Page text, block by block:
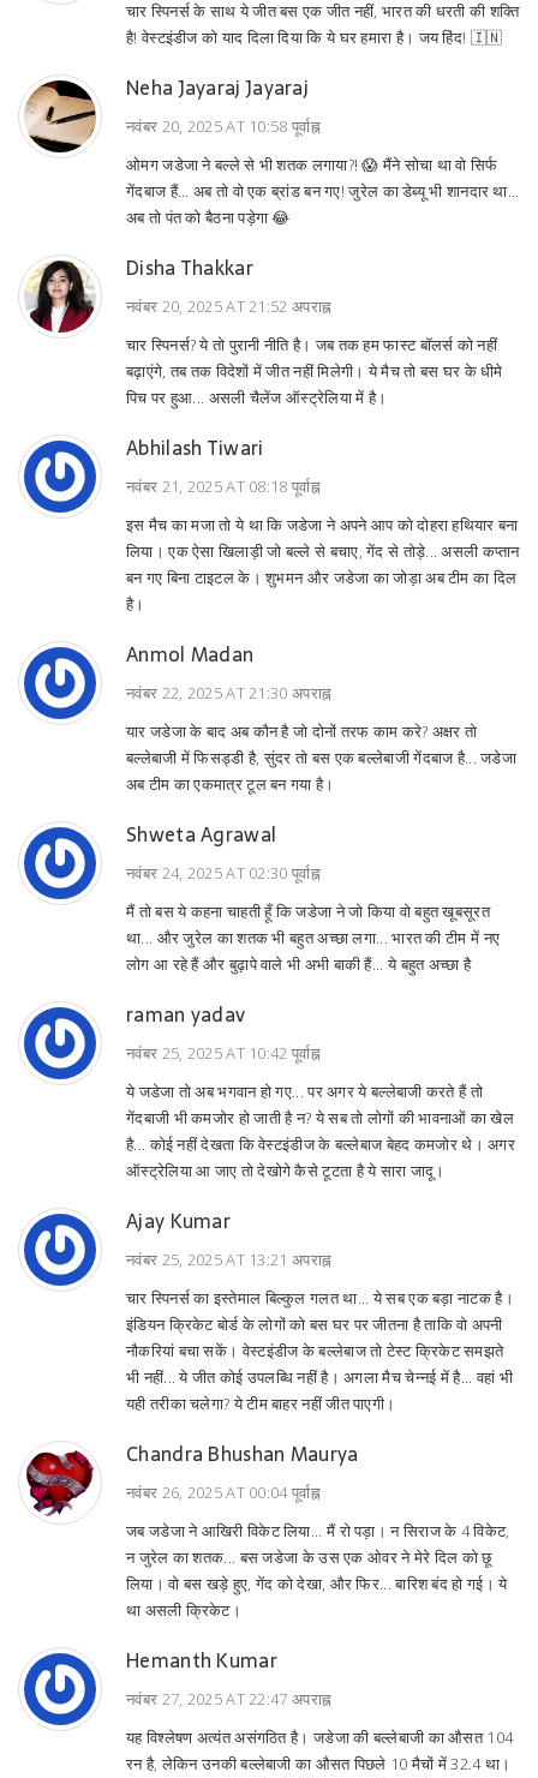
चार स्पिनर्स के साथ ये जीत बस एक जीत नहीं, भारत की धरती की शक्ति
है! वेस्टइंडीज को याद दिला दिया कि ये घर हमारा है। जय हिंद! 🇮🇳
Neha Jayaraj Jayaraj
नवंबर 20, 2025 AT 10:58 पूर्वाह्न
ओमग जडेजा ने बल्ले से भी शतक लगाया?! 😱 मैंने सोचा था वो सिर्फ
गेंदबाज हैं... अब तो वो एक ब्रांड बन गए! जुरेल का डेब्यू भी शानदार था...
अब तो पंत को बैठना पड़ेगा 😂
Disha Thakkar
नवंबर 20, 2025 AT 21:52 अपराह्न
चार स्पिनर्स? ये तो पुरानी नीति है। जब तक हम फास्ट बॉलर्स को नहीं
बढ़ाएंगे, तब तक विदेशों में जीत नहीं मिलेगी। ये मैच तो बस घर के धीमे
पिच पर हुआ... असली चैलेंज ऑस्ट्रेलिया में है।
Abhilash Tiwari
नवंबर 21, 2025 AT 08:18 पूर्वाह्न
इस मैच का मजा तो ये था कि जडेजा ने अपने आप को दोहरा हथियार बना
लिया। एक ऐसा खिलाड़ी जो बल्ले से बचाए, गेंद से तोड़े... असली कप्तान
बन गए बिना टाइटल के। शुभमन और जडेजा का जोड़ा अब टीम का दिल
है।
Anmol Madan
नवंबर 22, 2025 AT 21:30 अपराह्न
यार जडेजा के बाद अब कौन है जो दोनों तरफ काम करे? अक्षर तो
बल्लेबाजी में फिसड्डी है, सुंदर तो बस एक बल्लेबाजी गेंदबाज है... जडेजा
अब टीम का एकमात्र टूल बन गया है।
Shweta Agrawal
नवंबर 24, 2025 AT 02:30 पूर्वाह्न
मैं तो बस ये कहना चाहती हूँ कि जडेजा ने जो किया वो बहुत खूबसूरत
था... और जुरेल का शतक भी बहुत अच्छा लगा... भारत की टीम में नए
लोग आ रहे हैं और बुढ़ापे वाले भी अभी बाकी हैं... ये बहुत अच्छा है
raman yadav
नवंबर 25, 2025 AT 10:42 पूर्वाह्न
ये जडेजा तो अब भगवान हो गए... पर अगर ये बल्लेबाजी करते हैं तो
गेंदबाजी भी कमजोर हो जाती है न? ये सब तो लोगों की भावनाओं का खेल
है... कोई नहीं देखता कि वेस्टइंडीज के बल्लेबाज बेहद कमजोर थे। अगर
ऑस्ट्रेलिया आ जाए तो देखोगे कैसे टूटता है ये सारा जादू।
Ajay Kumar
नवंबर 25, 2025 AT 13:21 अपराह्न
चार स्पिनर्स का इस्तेमाल बिल्कुल गलत था... ये सब एक बड़ा नाटक है।
इंडियन क्रिकेट बोर्ड के लोगों को बस घर पर जीतना है ताकि वो अपनी
नौकरियां बचा सकें। वेस्टइंडीज के बल्लेबाज तो टेस्ट क्रिकेट समझते
भी नहीं... ये जीत कोई उपलब्धि नहीं है। अगला मैच चेन्नई में है... वहां भी
यही तरीका चलेगा? ये टीम बाहर नहीं जीत पाएगी।
Chandra Bhushan Maurya
नवंबर 26, 2025 AT 00:04 पूर्वाह्न
जब जडेजा ने आखिरी विकेट लिया... मैं रो पड़ा। न सिराज के 4 विकेट,
न जुरेल का शतक... बस जडेजा के उस एक ओवर ने मेरे दिल को छू
लिया। वो बस खड़े हुए, गेंद को देखा, और फिर... बारिश बंद हो गई। ये
था असली क्रिकेट।
Hemanth Kumar
नवंबर 27, 2025 AT 22:47 अपराह्न
यह विश्लेषण अत्यंत असंगठित है। जडेजा की बल्लेबाजी का औसत 104
रन है, लेकिन उनकी बल्लेबाजी का औसत पिछले 10 मैचों में 32.4 था।